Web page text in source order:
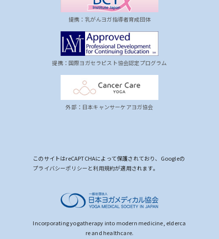
提携：乳がんヨガ指導者育成団体
提携：国際ヨガセラピスト協会認定プログラム
外部：日本キャンサーケアヨガ協会
このサイトはreCAPTCHAによって保護されており、Googleの
プライバシーポリシーと利用規約が適用されます。
Incorporating yogatherapy into modern medicine, elderca
re and healthcare.